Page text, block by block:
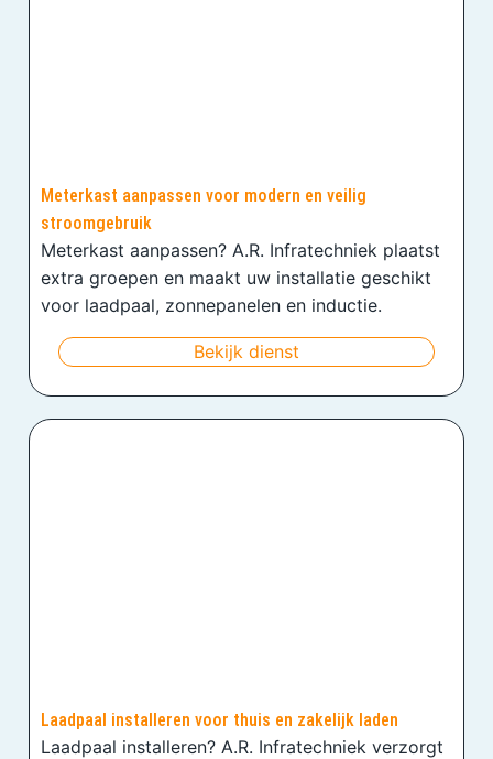
Meterkast aanpassen voor modern en veilig
stroomgebruik
Meterkast aanpassen? A.R. Infratechniek plaatst
extra groepen en maakt uw installatie geschikt
voor laadpaal, zonnepanelen en inductie.
Bekijk dienst
Laadpaal installeren voor thuis en zakelijk laden
Laadpaal installeren? A.R. Infratechniek verzorgt